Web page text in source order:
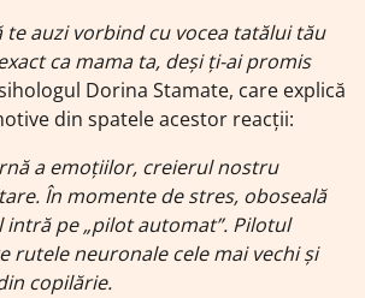
te auzi vorbind cu vocea tatălui tău
ca mama ta, deși ți-ai promis
Dorina Stamate, care explică
din spatele acestor reacții:
a emoțiilor, creierul nostru
În momente de stres, oboseală
pe „pilot automat”. Pilotul
rutele neuronale cele mai vechi și
copilărie.